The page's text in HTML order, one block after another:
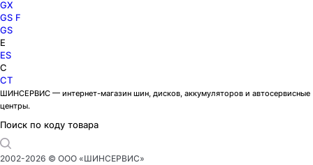
GX
GS F
GS
E
ES
C
CT
ШИНСЕРВИС — интернет-магазин шин, дисков, аккумуляторов и автосервисные
центры.
Поиск по коду товара
2002-2026 © ООО «ШИНСЕРВИС»